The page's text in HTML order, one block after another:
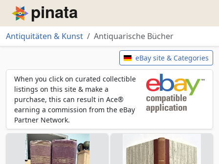
Piñata
Antiquitäten & Kunst
Antiquarische Bücher
Antiquarische BüchereBay site & Categories
When you click on curated collectible
listings on this site & make a
purchase, this can result in Ace®
earning a commission from the eBay
Partner Network.